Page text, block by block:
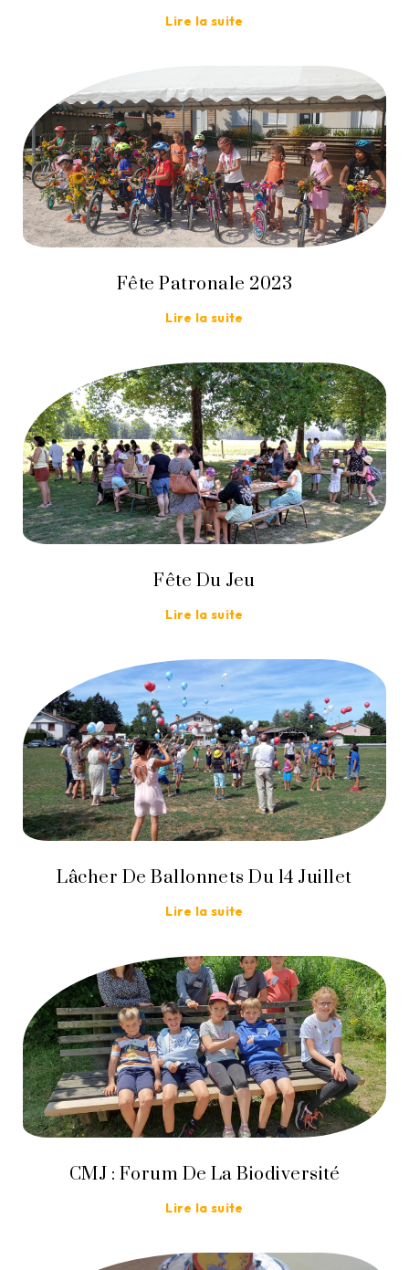
Lire la suite
Fête Patronale 2023
Lire la suite
Fête Du Jeu
Lire la suite
Lâcher De Ballonnets Du 14 Juillet
Lire la suite
CMJ : Forum De La Biodiversité
Lire la suite